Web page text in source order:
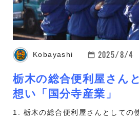
Kobayashi 2025/8/4
栃木の総合便利屋さん
想い「国分寺産業」
1. 栃木の総合便利屋さんとしての